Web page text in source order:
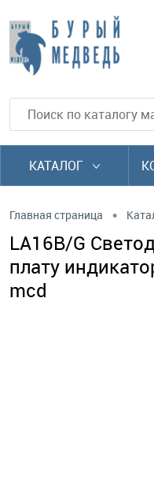
КАТАЛОГ
Главная страница •
LA16B/G
плату
mcd